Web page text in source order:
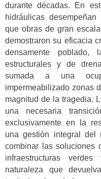
durante décadas. En
hidráulicas
que obras de gran
demostraron su eficacia
densamente poblado,
estructurales y de
sumada a una
impermeabilizado zonas
magnitud de la tragedia.
una necesaria
exclusivamente en la
una gestión integral del
combinar las soluciones
infraestructuras
naturaleza que